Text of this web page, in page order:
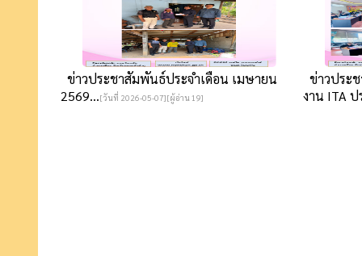
ข่าวประชาสัมพันธ์ประจำเดือน เมษายน
2569...[วันที่ 2026-05-07][ผู้อ่าน 19]
ข่าวประ
งาน ITA ป